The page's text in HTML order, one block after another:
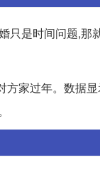
只是时间问题,那
方家过年。数据